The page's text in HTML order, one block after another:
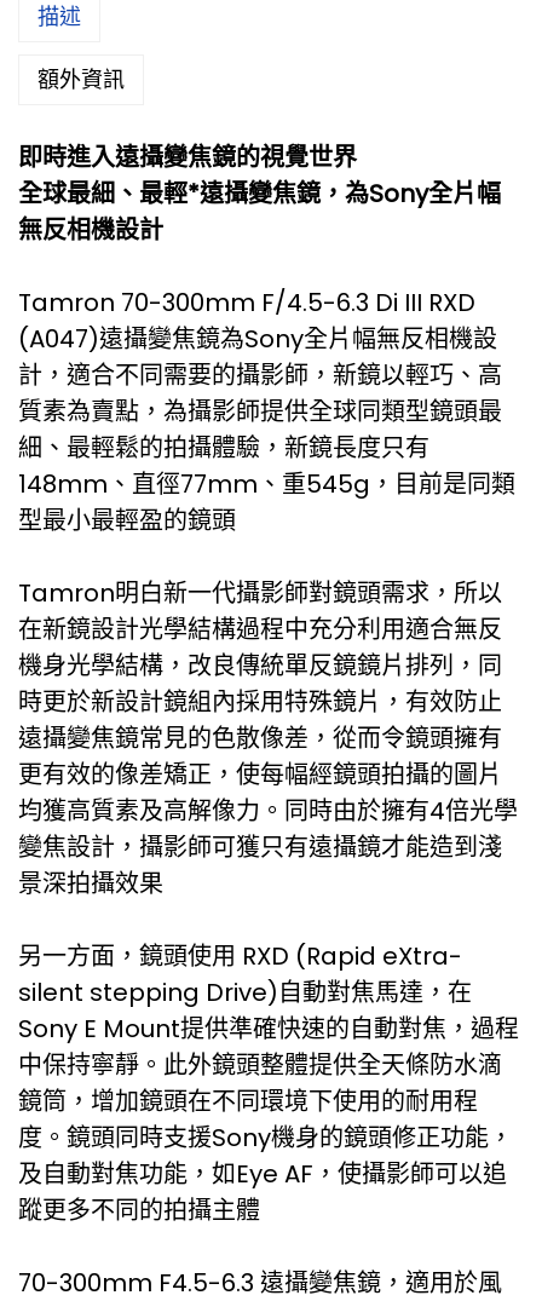
描述
額外資訊
即時進入遠攝變焦鏡的視覺世界
全球最細、最輕*遠攝變焦鏡，為Sony全片幅
無反相機設計
Tamron 70-300mm F/4.5-6.3 Di III RXD
(A047)遠攝變焦鏡為Sony全片幅無反相機設
計，適合不同需要的攝影師，新鏡以輕巧、高
質素為賣點，為攝影師提供全球同類型鏡頭最
細、最輕鬆的拍攝體驗，新鏡長度只有
148mm、直徑77mm、重545g，目前是同類
型最小最輕盈的鏡頭
Tamron明白新一代攝影師對鏡頭需求，所以
在新鏡設計光學結構過程中充分利用適合無反
機身光學結構，改良傳統單反鏡鏡片排列，同
時更於新設計鏡組內採用特殊鏡片，有效防止
遠攝變焦鏡常見的色散像差，從而令鏡頭擁有
更有效的像差矯正，使每幅經鏡頭拍攝的圖片
均獲高質素及高解像力。同時由於擁有4倍光學
變焦設計，攝影師可獲只有遠攝鏡才能造到淺
景深拍攝效果
另一方面，鏡頭使用 RXD (Rapid eXtra-
silent stepping Drive)自動對焦馬達，在
Sony E Mount提供準確快速的自動對焦，過程
中保持寧靜。此外鏡頭整體提供全天條防水滴
鏡筒，增加鏡頭在不同環境下使用的耐用程
度。鏡頭同時支援Sony機身的鏡頭修正功能，
及自動對焦功能，如Eye AF，使攝影師可以追
蹤更多不同的拍攝主體
70-300mm F4.5-6.3 遠攝變焦鏡，適用於風